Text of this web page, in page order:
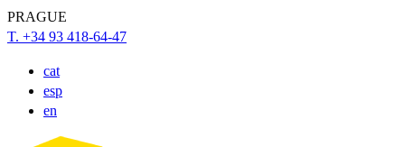
PRAGUE
T. +34 93 418-64-47
cat
esp
en